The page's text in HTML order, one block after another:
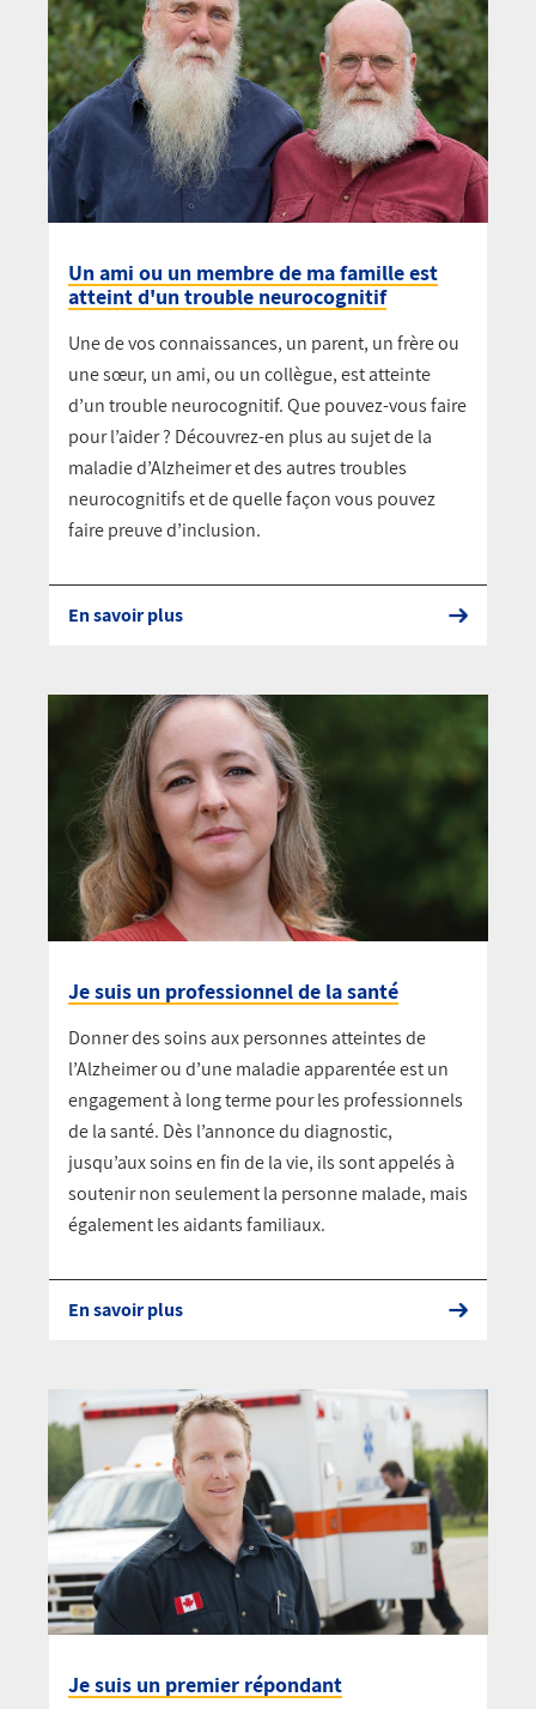
Un ami ou un membre de ma famille est
atteint d'un trouble neurocognitif
Une de vos connaissances, un parent, un frère ou
une sœur, un ami, ou un collègue, est atteinte
d’un trouble neurocognitif. Que pouvez-vous faire
pour l’aider ? Découvrez-en plus au sujet de la
maladie d’Alzheimer et des autres troubles
neurocognitifs et de quelle façon vous pouvez
faire preuve d’inclusion.
En savoir plus
Je suis un professionnel de la santé
Donner des soins aux personnes atteintes de
l’Alzheimer ou d’une maladie apparentée est un
engagement à long terme pour les professionnels
de la santé. Dès l’annonce du diagnostic,
jusqu’aux soins en fin de la vie, ils sont appelés à
soutenir non seulement la personne malade, mais
également les aidants familiaux.
En savoir plus
Je suis un premier répondant